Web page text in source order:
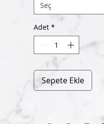
Seç
Adet *
Sepete Ekle